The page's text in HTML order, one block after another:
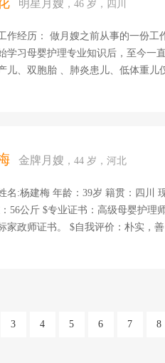
明星月嫂 ，46 岁，四川
作经历： 做月嫂之前从事的一份工
学习母婴护理专业知识后，至今一
儿、双胞胎 、肺炎患儿、低体重
菜肴，家常菜、煲汤。 性
金牌月嫂 ，44 岁，河北
名:杨建梅 年龄：39岁 籍贯：四川
公斤 $专业证书：高级母婴护理师证、 高级
朴实，善良喜欢孩子非常有爱心， 我性格随和，不计较，责
3 4 5 6 7 8